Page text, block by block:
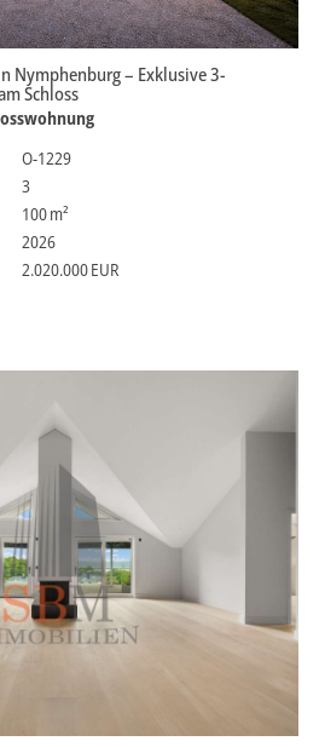
Nymphenburg – Exklusive 3-
Schloss
O-1229
3
100 m²
2026
2.020.000 EUR